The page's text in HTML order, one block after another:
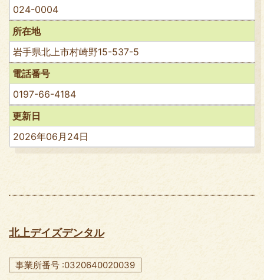
024-0004
所在地
岩手県北上市村崎野15-537-5
電話番号
0197-66-4184
更新日
2026年06月24日
北上デイズデンタル
事業所番号 :0320640020039